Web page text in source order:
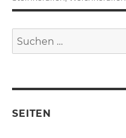
Suchen
nach:
SEITEN